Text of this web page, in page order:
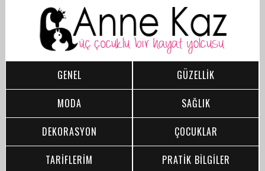
GENEL
GÜZELLİK
MODA
SAĞLIK
DEKORASYON
ÇOCUKLAR
TARİFLERİM
PRATİK BİLGİLER